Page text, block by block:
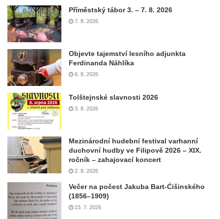
Příměstský tábor 3. – 7. 8. 2026
7. 8. 2026
Objevte tajemství lesního adjunkta
Ferdinanda Náhlíka
6. 8. 2026
Tolštejnské slavnosti 2026
3. 8. 2026
Mezinárodní hudební festival varhanní
duchovní hudby ve Filipově 2026 – XIX.
ročník – zahajovací koncert
2. 8. 2026
Večer na počest Jakuba Bart-Ćišinského
(1856–1909)
23. 7. 2026